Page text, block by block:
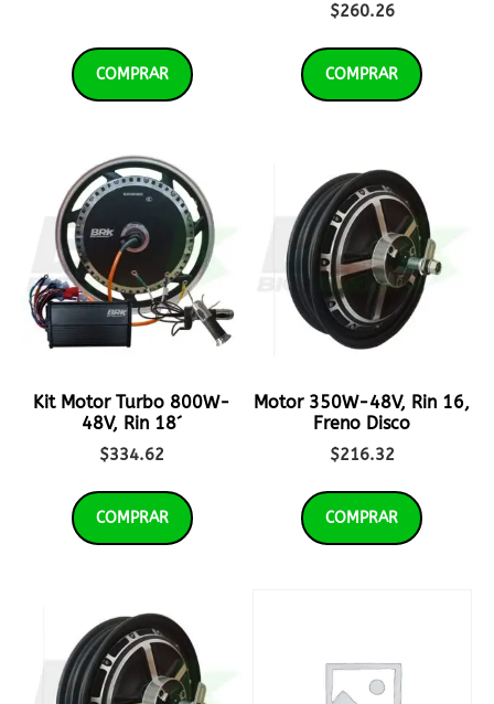
COMPRAR
$260.26
COMPRAR
Kit Motor Turbo 800W-
48V, Rin 18´
$334.62
COMPRAR
Motor 350W-48V, Rin 16,
Freno Disco
$216.32
COMPRAR